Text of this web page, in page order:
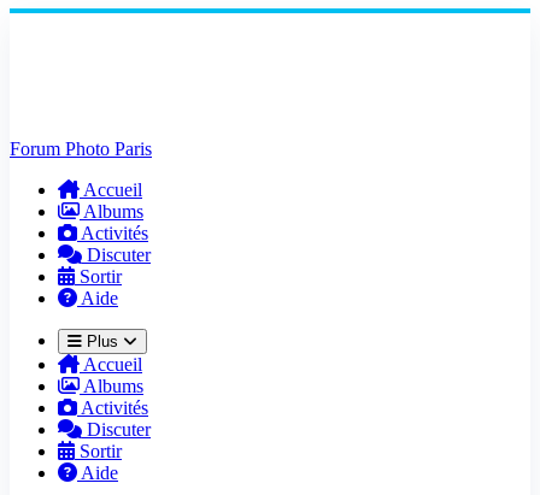
Forum Photo Paris
Accueil
Albums
Activités
Discuter
Sortir
Aide
Plus
Accueil
Albums
Activités
Discuter
Sortir
Aide